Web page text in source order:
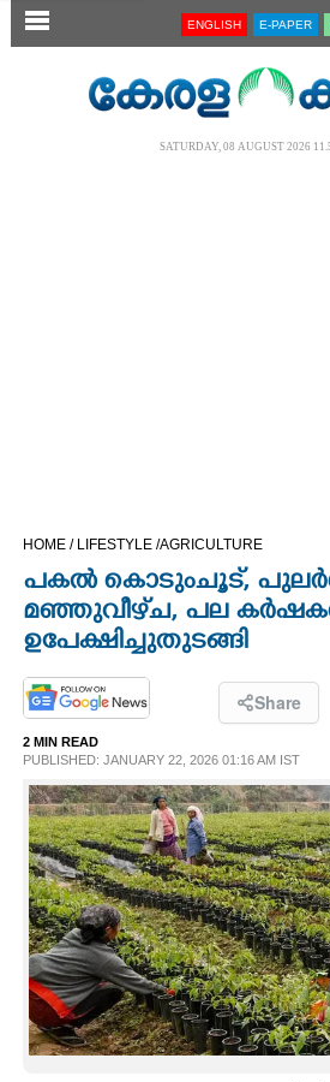
SECTIONS
OPINION
PHOTOS
LIFESTYLE
SPIRITUAL
INFO+
ART
ASTRO
ENGLISH E-PAPER
SATURDAY, 08 AUGUST 2026
HOME / LIFESTYLE /AGRICULTURE
പകൽ കൊടുംചൂട്,
മഞ്ഞുവീഴ്‌ച, പല
ഉപേക്ഷിച്ചുതുടങ്ങി
Share
2 MIN READ
PUBLISHED: JANUARY 22, 2026 01:16 AM IST